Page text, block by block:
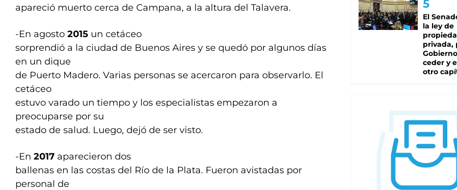
apareció muerto cerca de Campana, a la altura del Talavera.
-En agosto 2015 un cetáceo
sorprendió a la ciudad de Buenos Aires y se quedó por algunos días
en un dique
de Puerto Madero. Varias personas se acercaron para observarlo. El
cetáceo
estuvo varado un tiempo y los especialistas empezaron a
preocuparse por su
estado de salud. Luego, dejó de ser visto.
-En 2017 aparecieron dos
ballenas en las costas del Río de la Plata. Fueron avistadas por
personal de
El
la ley de
privada,
ceder y
otro